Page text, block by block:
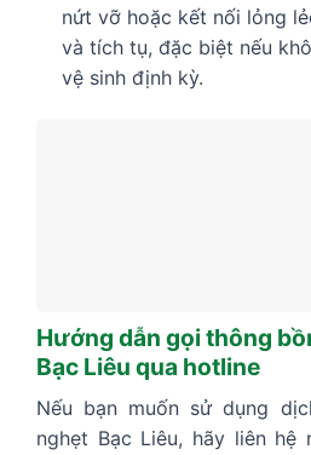
nứt vỡ hoặc kết nối lỏng
và tích tụ, đặc biệt nếu
vệ sinh định kỳ.
Hướng dẫn gọi thông
Bạc Liêu qua hotline
Nếu bạn muốn sử dụng
nghẹt Bạc Liêu, hãy liên hệ